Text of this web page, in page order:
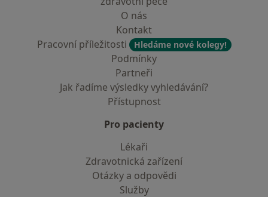
O nás
Kontakt
Pracovní příležitosti
Hledáme nové kolegy!
Podmínky
Partneři
Jak řadíme výsledky vyhledávání?
Přístupnost
Pro pacienty
Lékaři
Zdravotnická zařízení
Otázky a odpovědi
Služby